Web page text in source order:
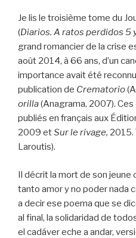
Je lis le troisième tome du
(Diarios. A ratos perdidos 5
grand romancier de la crise
août 2014, à 66 ans, d’un
importance avait été
publication de Crematorio
orilla(Anagrama, 2007).
publiés en français aux
2009 etSur le rivage, 2015.
Laroutis).
Il décrit la mort de son jeune
tanto amor y no poder nada
a decir ese poema que se
al final, la solidaridad de
el cadáver eche a andar,